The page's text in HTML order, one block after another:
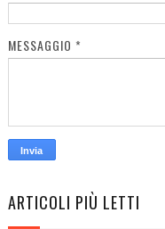
MESSAGGIO *
ARTICOLI PIÙ LETTI